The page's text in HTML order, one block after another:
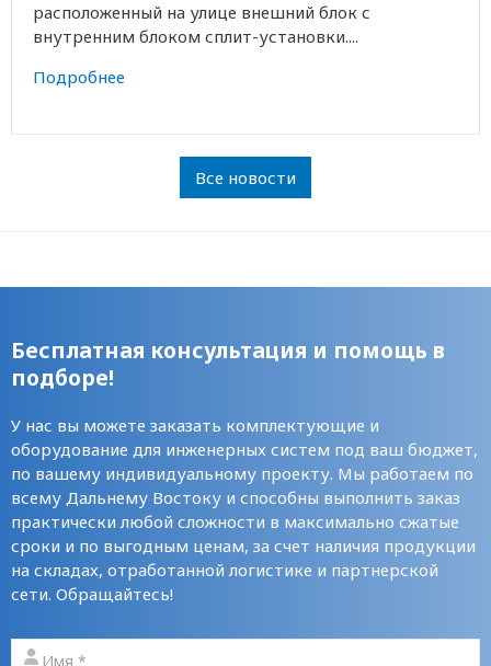
расположенный на улице внешний блок с
внутренним блоком сплит-установки....
Подробнее
Все новости
Бесплатная консультация и помощь в
подборе!
У нас вы можете заказать комплектующие и
оборудование для инженерных систем под ваш бюджет,
по вашему индивидуальному проекту. Мы работаем по
всему Дальнему Востоку и способны выполнить заказ
практически любой сложности в максимально сжатые
сроки и по выгодным ценам, за счет наличия продукции
на складах, отработанной логистике и партнерской
сети. Обращайтесь!